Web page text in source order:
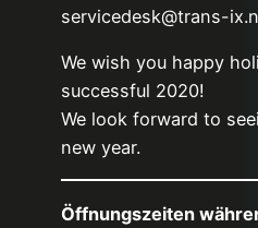
servicedesk@trans-
We wish you happy
successful 2020!
We look forward to
new year.
Öffnungszeiten